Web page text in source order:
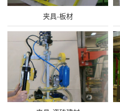
夹具-板材